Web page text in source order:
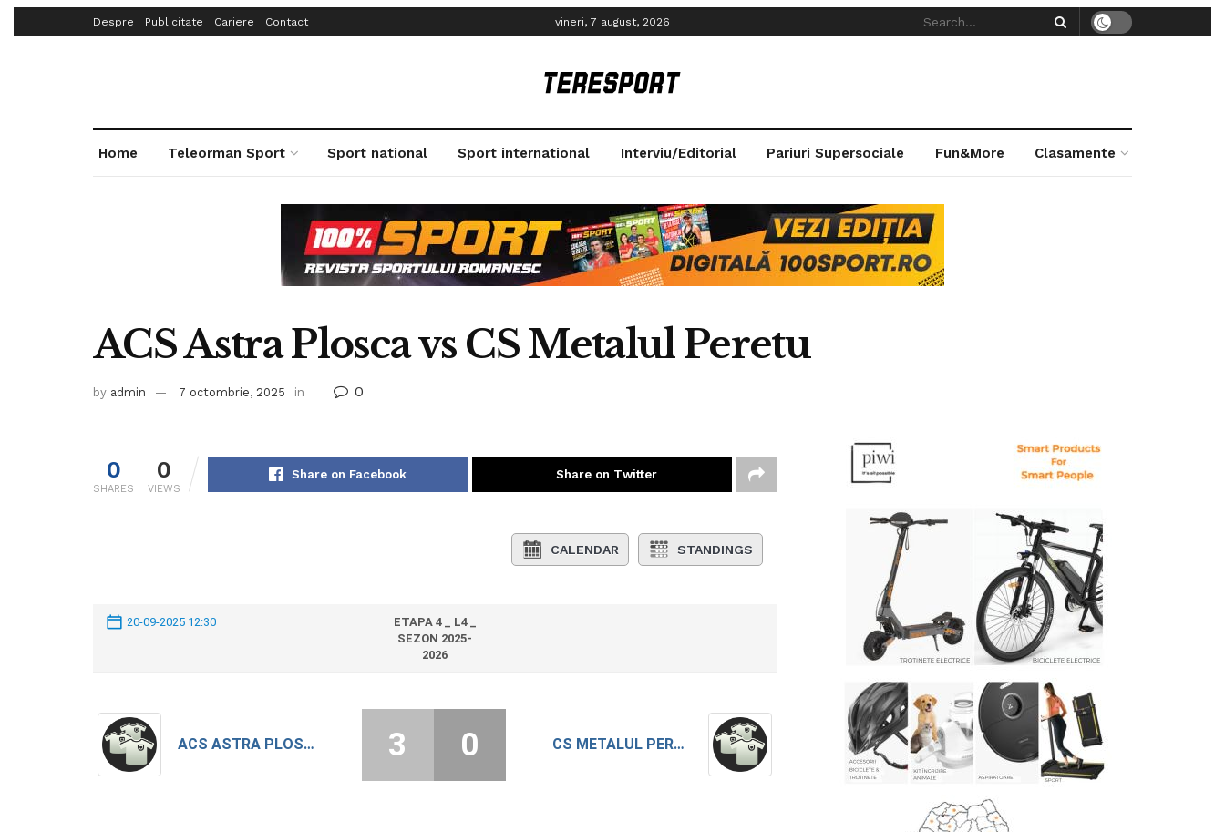
Despre Publicitate Cariere Contact vineri, 7 august, 2026
Home Teleorman Sport Sport national Sport international Interviu/Editorial Pariuri Supersociale Fun&More Clasamente
ACS Astra Plosca vs CS Metalul Peretu
by admin 7 octombrie, 2025 in 0
0
SHARES
0
VIEWS
Share on Facebook Share on Twitter
CALENDAR STANDINGS
20-09-2025 12:30
ETAPA 4 _ L4 _
SEZON 2025-
2026
ACS ASTRA PLOSCA CS METALUL PERETU
3 0